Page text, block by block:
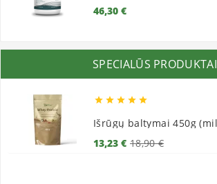
46,30 €Kaina
SPECIALŪS PRODUKTAI
    
13,23 € 18,90 €